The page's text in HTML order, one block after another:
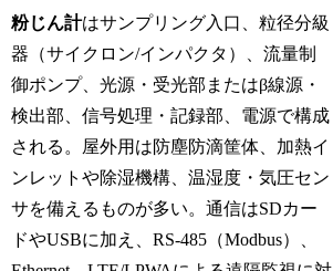
粉じん計はサンプリング入口、粒径分級
器（サイクロン/インパクタ）、流量制
御ポンプ、光源・受光部またはβ線源・
検出部、信号処理・記録部、電源で構成
される。屋外用は防塵防滴筐体、加熱イ
ンレットや除湿機構、温湿度・気圧セン
サを備えるものが多い。通信はSDカー
ドやUSBに加え、RS-485（Modbus）、